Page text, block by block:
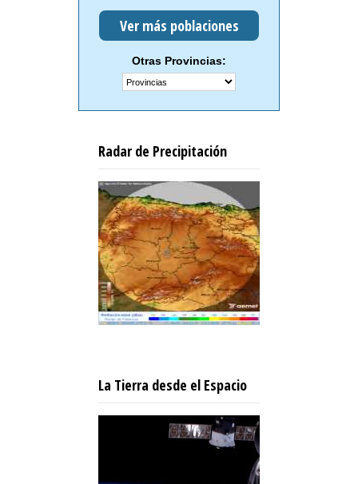
Ver más poblaciones
Otras Provincias:
Radar de Precipitación
La Tierra desde el Espacio